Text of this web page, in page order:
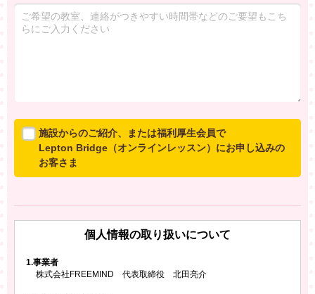
施設からのご紹介、または福利厚生会員で
Lepton Bridge（オンラインレッスン）にお申し込みの
お客さま
いいたします。
※ご兄弟姉妹など複数でお申し込みの場合、お一人ず
所属施設名・会員番号またはクーポンコード
個人情報の取り扱いについて
1.事業者
株式会社FREEMIND 代表取締役 北田亮介